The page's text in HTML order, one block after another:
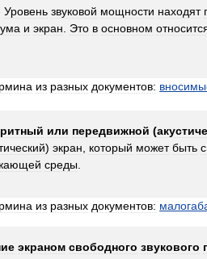
Уровень звуковой мощности находят
и экран Это в основном
из разных документов:
или передвижной (
) экран который может быть
среды
из разных документов:
экраном свободного звукового